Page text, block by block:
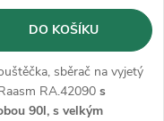
DO KOŠÍKU
sběrač na vyjetý
RA.42090s
90l, s velkým